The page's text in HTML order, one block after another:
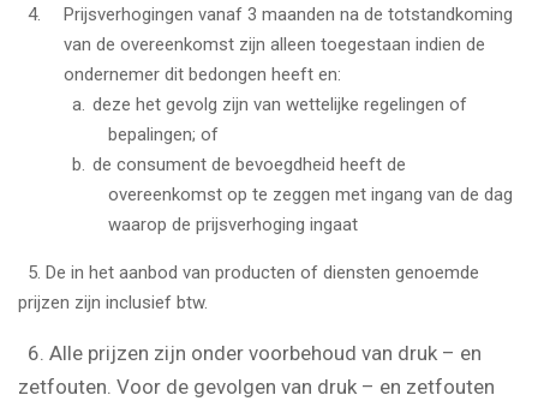
Prijsverhogingen vanaf 3 maanden na de totstandkoming
van de overeenkomst zijn alleen toegestaan indien de
ondernemer dit bedongen heeft en:
deze het gevolg zijn van wettelijke regelingen of
bepalingen; of
de consument de bevoegdheid heeft de
overeenkomst op te zeggen met ingang van de dag
waarop de prijsverhoging ingaat
5. De in het aanbod van producten of diensten genoemde
prijzen zijn inclusief btw.
6. Alle prijzen zijn onder voorbehoud van druk – en
zetfouten. Voor de gevolgen van druk – en zetfouten